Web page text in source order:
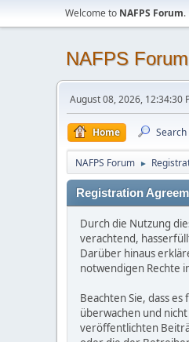
Welcome to NAFPS Forum.
NAFPS Forum
August 08, 2026, 12:34:30
Home Search
NAFPS Forum ►
Registration
Durch die Nutzung
verachtend,
Darüber hinaus
notwendigen Rechte
Beachten Sie, dass
überwachen und
veröffentlichten